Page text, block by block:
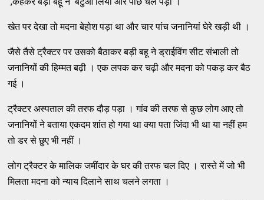
खेत पर देखा तो मदना बेहोश पड़ा था और चार पांच जनानियां घेरे खड़ी थी ।
जैसे तैसे ट्रैक्टर पर उसको बैठाकर बड़ी बहू ने ड्राईविंग सीट संभाली तो
जनानियों की हिम्मत बढ़ी । एक लपक कर चढ़ी और मदना को पकड़ कर बैठ
गई ।
ट्रैक्टर अस्पताल की तरफ दौड़ पड़ा । गांव की तरफ से कुछ लोग आए तो
जनानियों ने बताया एकदम शांत हो गया था क्या पता जिंदा भी था या नहीं हम
तो डर से छुए भी नहीं ।
लोग ट्रैक्टर के मालिक जमींदार के घर की तरफ चल दिए । रास्ते में जो भी
मिलता मदना को न्याय दिलाने साथ चलने लगता ।